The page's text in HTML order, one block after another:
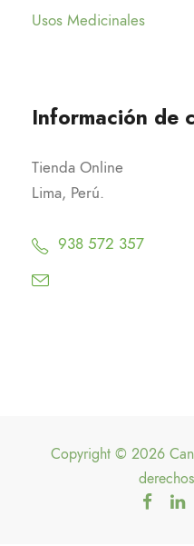
Usos Medicinales
Información de
Tienda Online
Lima, Perú.
938 572 357
Copyright © 2026